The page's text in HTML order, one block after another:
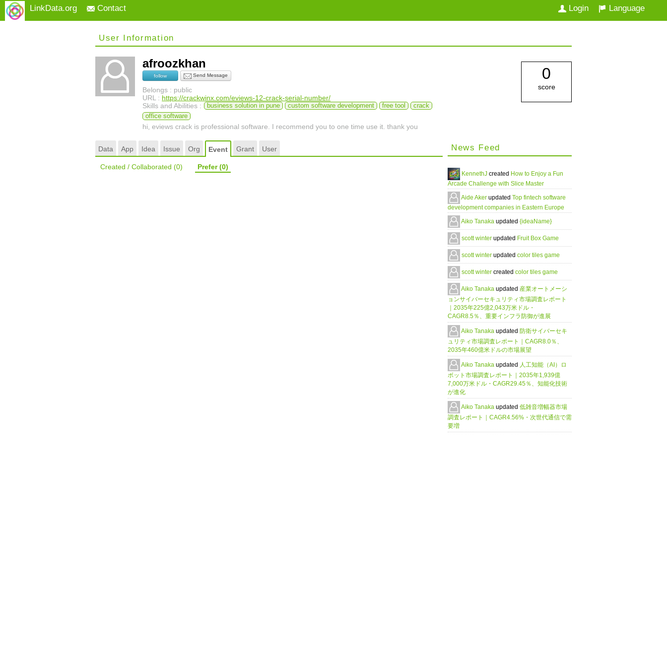
LinkData.org Contact Language
Login
User Information
afroozkhan
follow Send Message
Belongs : public
URL : https://crackwinx.com/eviews-12-crack-serial-number/
Skills and Abilities :
business solution in pune custom software development free tool
crack
office software
hi, eviews crack is professional software. I recommend you to one time use it. thank you
0
score
Data App Idea Issue Org Event Grant User
Created / Collaborated (0) Prefer(0)
News Feed
KennethJ created How to Enjoy a Fun
Arcade Challenge with Slice Master
Aide Aker updated Top fintech software
development companies in Eastern Europe
Aiko Tanaka updated {ideaName}
scott winter updated Fruit Box Game
scott winter updated color tiles game
scott winter created color tiles game
Aiko Tanaka updated 産業オートメーシ
ョンサイバーセキュリティ市場調査レポート
｜2035年225億2,043万米ドル・
CAGR8.5％、重要インフラ防御が進展
Aiko Tanaka updated 防衛サイバーセキ
ュリティ市場調査レポート｜CAGR8.0％、
2035年460億米ドルの市場展望
Aiko Tanaka updated 人工知能（AI）ロ
ボット市場調査レポート｜2035年1,939億
7,000万米ドル・CAGR29.45％、知能化技術
が進化
Aiko Tanaka updated 低雑音増幅器市場
調査レポート｜CAGR4.56%・次世代通信で需
要増